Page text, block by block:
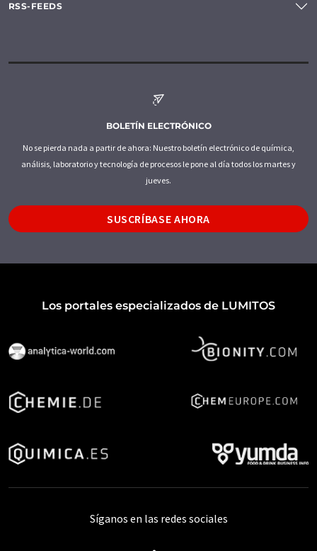
RSS-FEEDS
BOLETÍN ELECTRÓNICO
No se pierda nada a partir de ahora: Nuestro boletín electrónico de química,
análisis, laboratorio y tecnología de procesos le pone al día todos los martes y
jueves.
SUSCRÍBASE AHORA
Los portales especializados de LUMITOS
Síganos en las redes sociales